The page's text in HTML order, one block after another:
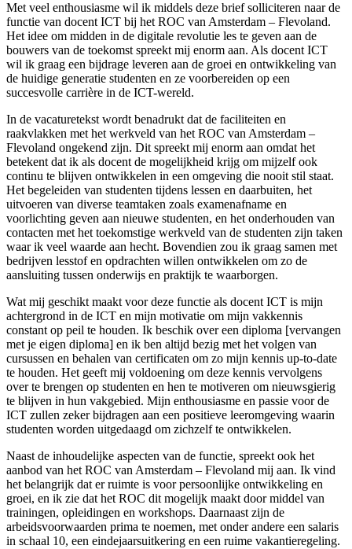
Met veel enthousiasme wil ik middels deze brief solliciteren naar de
functie van docent ICT bij het ROC van Amsterdam – Flevoland.
Het idee om midden in de digitale revolutie les te geven aan de
bouwers van de toekomst spreekt mij enorm aan. Als docent ICT
wil ik graag een bijdrage leveren aan de groei en ontwikkeling van
de huidige generatie studenten en ze voorbereiden op een
succesvolle carrière in de ICT-wereld.
In de vacaturetekst wordt benadrukt dat de faciliteiten en
raakvlakken met het werkveld van het ROC van Amsterdam –
Flevoland ongekend zijn. Dit spreekt mij enorm aan omdat het
betekent dat ik als docent de mogelijkheid krijg om mijzelf ook
continu te blijven ontwikkelen in een omgeving die nooit stil staat.
Het begeleiden van studenten tijdens lessen en daarbuiten, het
uitvoeren van diverse teamtaken zoals examenafname en
voorlichting geven aan nieuwe studenten, en het onderhouden van
contacten met het toekomstige werkveld van de studenten zijn taken
waar ik veel waarde aan hecht. Bovendien zou ik graag samen met
bedrijven lesstof en opdrachten willen ontwikkelen om zo de
aansluiting tussen onderwijs en praktijk te waarborgen.
Wat mij geschikt maakt voor deze functie als docent ICT is mijn
achtergrond in de ICT en mijn motivatie om mijn vakkennis
constant op peil te houden. Ik beschik over een diploma [vervangen
met je eigen diploma] en ik ben altijd bezig met het volgen van
cursussen en behalen van certificaten om zo mijn kennis up-to-date
te houden. Het geeft mij voldoening om deze kennis vervolgens
over te brengen op studenten en hen te motiveren om nieuwsgierig
te blijven in hun vakgebied. Mijn enthousiasme en passie voor de
ICT zullen zeker bijdragen aan een positieve leeromgeving waarin
studenten worden uitgedaagd om zichzelf te ontwikkelen.
Naast de inhoudelijke aspecten van de functie, spreekt ook het
aanbod van het ROC van Amsterdam – Flevoland mij aan. Ik vind
het belangrijk dat er ruimte is voor persoonlijke ontwikkeling en
groei, en ik zie dat het ROC dit mogelijk maakt door middel van
trainingen, opleidingen en workshops. Daarnaast zijn de
arbeidsvoorwaarden prima te noemen, met onder andere een salaris
in schaal 10, een eindejaarsuitkering en een ruime vakantieregeling.